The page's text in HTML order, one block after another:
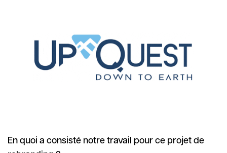
En quoi a consisté notre travail pour ce projet de